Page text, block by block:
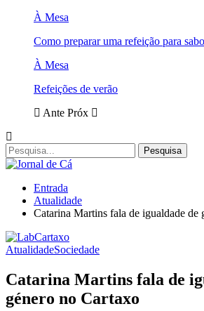
À Mesa
Como preparar uma refeição para
À Mesa
Refeições de verão
Ante Próx
Entrada
Atualidade
Catarina Martins fala de igualdade de
AtualidadeSociedade
Catarina Martins fala de
género no Cartaxo